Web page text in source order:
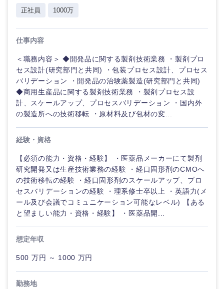
正社員
1000万
仕事内容
＜職務内容＞ ◆開発品に関する製剤技術業務 ・製剤プロ
セス設計(研究部門と共同) ・包装プロセス設計、プロセス
バリデーション ・開発品の治験薬製造(研究部門と共同)
◆商用生産品に関する製剤技術業務 ・製剤プロセス設
計、スケールアップ、プロセスバリデーション ・国内外
の製造所への技術移転 ・原材料及び包材の変...
経験・資格
【必須の能力・資格・経験】 ・医薬品メーカーにて製剤
研究開発又は生産技術業務の経験 ・経口固形剤のCMOへ
の技術移転の経験 ・経口固形剤のスケールアップ、プロ
セスバリデーションの経験 ・理系修士卒以上 ・英語力(メ
ール及び会議でコミュニケーション可能なレベル) 【ある
と望ましい能力・資格・経験】 ・医薬品開...
想定年収
500 万円 ～ 1000 万円
勤務地